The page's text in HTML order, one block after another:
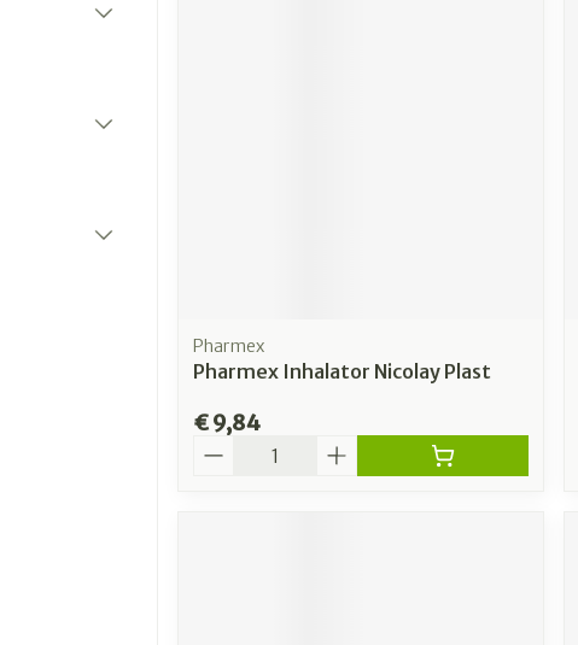
Pharmex
Pharmex Inhalator Nicolay Plast
€ 9,84